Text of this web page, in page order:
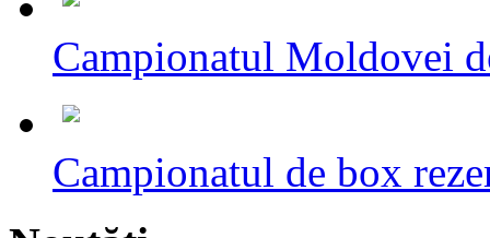
Campionatul Moldovei
Campionatul de box